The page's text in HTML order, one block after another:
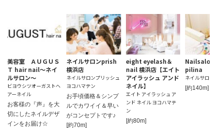
美容室 ＡＵＧＵＳ
Ｔ hair nail～ネイ
ルサロン～
ビヨウシツオーガストヘ
アーネイル
お客様の『声』を大
切にしたネイルデザ
インをお届け☆
ネイルサロンprish
横浜店
ネイルサロンプリッシュ
ヨコハマテン
お手頃価格＆シンプ
ルでカワイイ＆早い
がコンセプトです♪
[約70m]
eight eyelash＆
nail 横浜店【エイト
アイラッシュ アンド
ネイル】
エイト アイラッシュ ア
ンド ネイル ヨコハマテ
ン
[約80m]
Nailsalon
pilina
ネイルサロン
[約140m]